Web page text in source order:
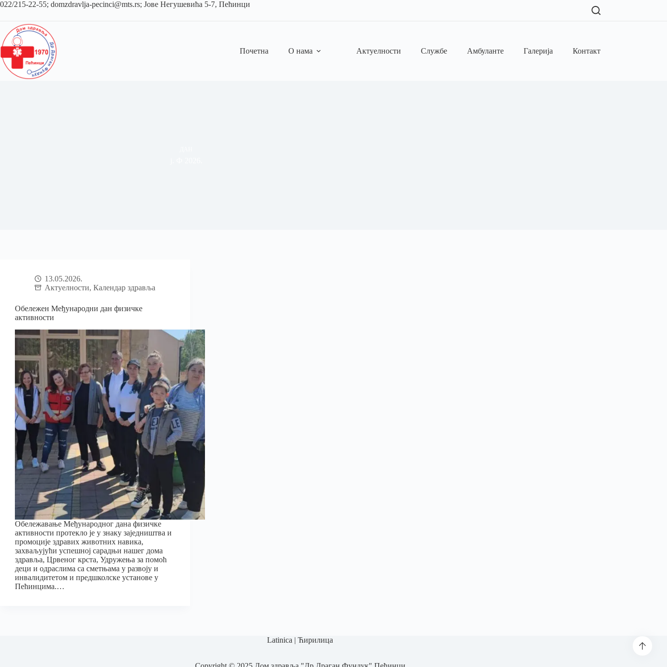
022/215-22-55; domzdravlja-pecinci@mts.rs; Јове Негушевића 5-7, Пећинци
Почетна О нама Актуелности Службе Амбуланте Галерија Контакт
13.05.2026.
Актуелности, Календар здравља
Обележен Међународни дан физичке
активности
Обележавање Међународног дана физичке
активности протекло је у знаку заједништва и
промоције здравих животних навика,
захваљујући успешној сарадњи нашег дома
здравља, Црвеног крста, Удружења за помоћ
деци и одраслима са сметњама у развоју и
инвалидитетом и предшколске установе у
Пећинцима.…
Latinica |Ћирилица